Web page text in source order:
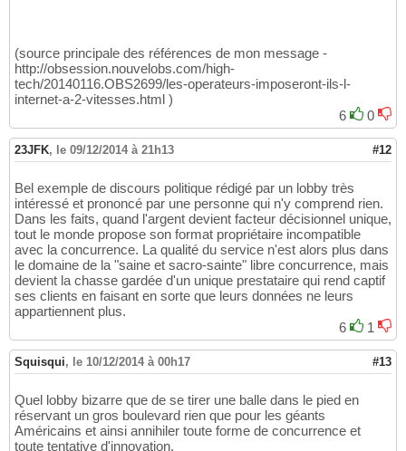
(source principale des références de mon message -
http://obsession.nouvelobs.com/high-
tech/20140116.OBS2699/les-operateurs-imposeront-ils-l-
internet-a-2-vitesses.html )
6
0
23JFK, le 09/12/2014 à 21h13 #12
Bel exemple de discours politique rédigé par un lobby très
intéressé et prononcé par une personne qui n'y comprend rien.
Dans les faits, quand l'argent devient facteur décisionnel unique,
tout le monde propose son format propriétaire incompatible
avec la concurrence. La qualité du service n'est alors plus dans
le domaine de la "saine et sacro-sainte" libre concurrence, mais
devient la chasse gardée d'un unique prestataire qui rend captif
ses clients en faisant en sorte que leurs données ne leurs
appartiennent plus.
6
1
Squisqui, le 10/12/2014 à 00h17 #13
Quel lobby bizarre que de se tirer une balle dans le pied en
réservant un gros boulevard rien que pour les géants
Américains et ainsi annihiler toute forme de concurrence et
toute tentative d'innovation.